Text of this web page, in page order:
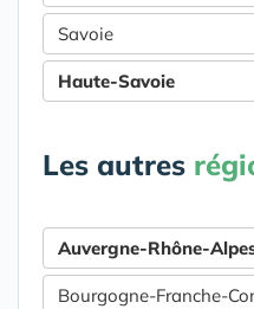
Savoie
Haute-Savoie
Les autres
Auvergne-Rhône-
Bourgogne-Franche-